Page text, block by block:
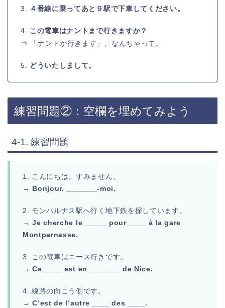
3. ４番線に乗ってあと９駅で下車してください。
4. この電車はナントまで行きますか？
⇒ 「ナントか行きます」、なんちゃって。
5. どういたしまして。
練習問題②：空欄を埋めてみよう
4-1. 練習問題
1. こんにちは。すみません。
→ Bonjour. _______-moi.
2. モンパルナス駅へ行く地下鉄を探しています。
→ Je cherche le _____ pour ____ à la gare
Montparnasse.
3. この電車はニース行きです。
→ Ce ____ est en _______ de Nice.
4. 線路の向こう側です。
→ C’est de l’autre ____ des ____.